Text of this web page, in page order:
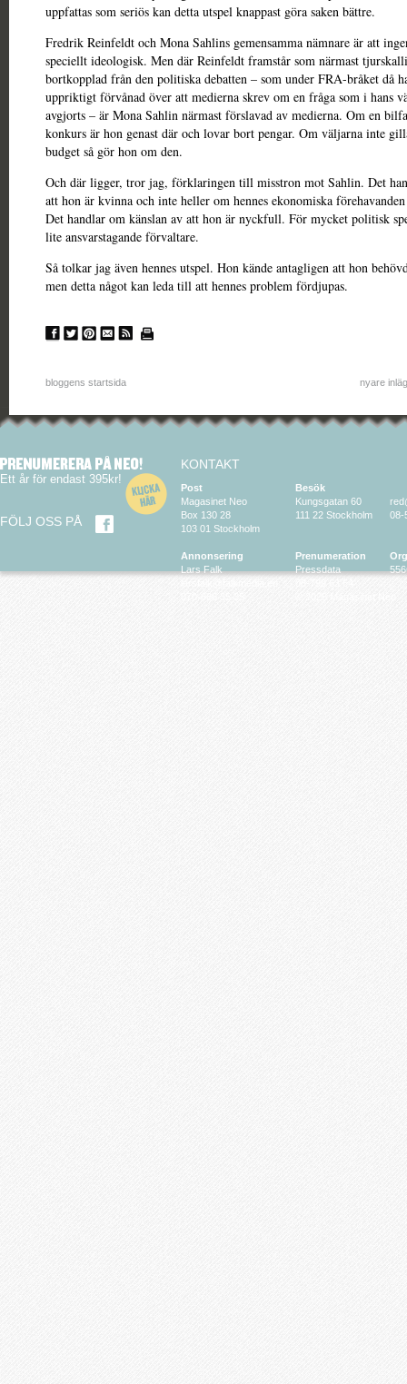
uppfattas som seriös kan detta utspel knappast göra saken bättre.
Fredrik Reinfeldt och Mona Sahlins gemensamma nämnare är att
speciellt ideologisk. Men där Reinfeldt framstår som närmast
bortkopplad från den politiska debatten – som under FRA-bråket då
uppriktigt förvånad över att medierna skrev om en fråga som i hans
avgjorts – är Mona Sahlin närmast förslavad av medierna. Om en
konkurs är hon genast där och lovar bort pengar. Om väljarna inte
budget så gör hon om den.
Och där ligger, tror jag, förklaringen till misstron mot Sahlin. Det
att hon är kvinna och inte heller om hennes ekonomiska
Det handlar om känslan av att hon är nyckfull. För mycket politisk
lite ansvarstagande förvaltare.
Så tolkar jag även hennes utspel. Hon kände antagligen att hon
men detta något kan leda till att hennes problem fördjupas.
bloggens startsida nyare
Ett år för endast 395kr!
FÖLJ OSS PÅ
KONTAKT
Post
Magasinet Neo
Box 130 28
103 01 Stockholm
Annonsering
Lars Falk
Besök
Kungsgatan 60
111 22 Stockholm
Prenumeration
Pressdata
08-